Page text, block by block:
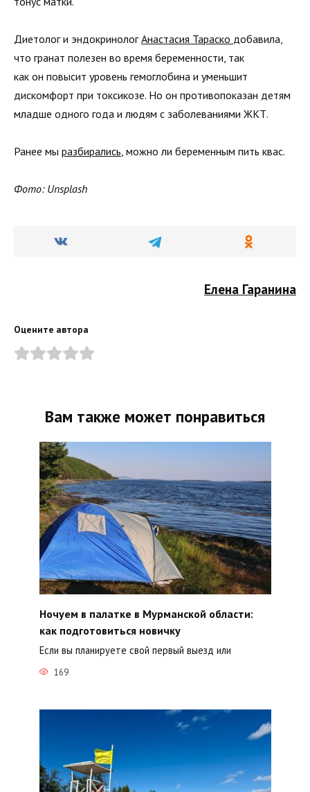
Диетолог и эндокринологАнастасия Тараско добавила,
что гранат полезен во время беременности, так
как он повысит уровень гемоглобина и уменьшит
дискомфорт при токсикозе. Но он противопоказан детям
младше одного года и людям с заболеваниями ЖКТ.
Ранее мы разбирались , можно ли беременным пить квас.
Фото: Unsplash
Елена Гаранина
Оцените автора
Вам также может понравиться
Ночуем в палатке в Мурманской области:
как подготовиться новичку
Если вы планируете свой первый выезд или
169